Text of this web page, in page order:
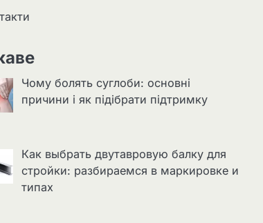
Чому болять суглоби: основні
причини і як підібрати підтримку
Как выбрать двутавровую балку для
стройки: разбираемся в маркировке и
типах